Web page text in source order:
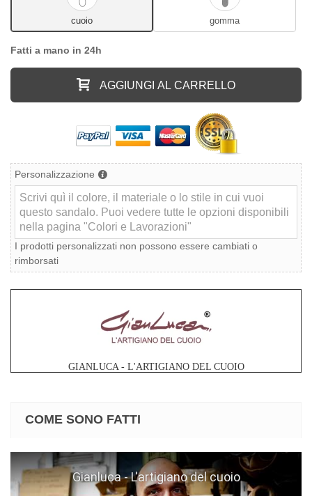
cuoio gomma
Fatti a mano in 24h
AGGIUNGI AL CARRELLO
Personalizzazione
I prodotti personalizzati non possono essere cambiati o
rimborsati
GIANLUCA - L'ARTIGIANO DEL CUOIO
COME SONO FATTI